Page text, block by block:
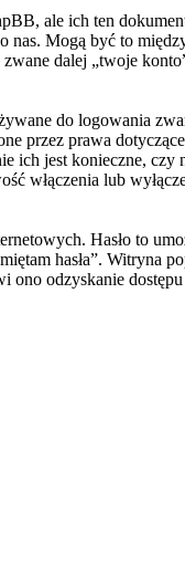
ale ich ten
Mogą być to
dalej „twoje
do logowania
przez prawa
ich jest konieczne,
włączenia lub
Hasło to
hasła”. Witryna
ono odzyskanie